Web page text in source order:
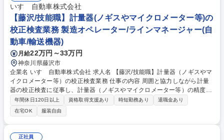
いすゞ自動車株式会社
【藤沢/技能職】計量器(ノギスやマイクロメーター等)の
校正検査業務 製造オペレーター/ラインマネージャー(自
動車/輸送機器)
月給22万円～33万円
神奈川県藤沢市
企業名 いすゞ自動車株式会社 求人名 【藤沢/技能職】計量器（ノギスやマ
イクロメーター等）の校正検査業務 仕事の内容 周囲と協力しながら計量
器の校正検査に従事し、計量器（ノギスやマイクロメーター等）の精度を
検査・保証する業務です。車両生産を正しく行う為、0.1mm単位での精度
を手作業で繰り返し検査し管理します。 品質管理担当として、計量器にお
ける検査・品質管理業務、各種試験・調査レポート作成、文書管理、機材
管理をお任せいたします。特別な技能は必要ありませんが、検査対象の数
が多く繰り返しでの作業精度が求められる為細かい作業を得意とする方を
年間休日120日以上 資格取得支援あり 時短勤務あり
退職金あり
在宅OK
服装自由
正社員